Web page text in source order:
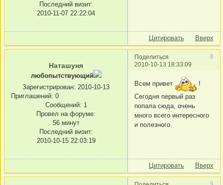
Последний визит:
2010-11-07 22:22:04
Цитировать Вверх
Поделиться
8
2010-10-13 18:33:09
Наташуня
любопытствующий
Зарегистрирован: 2010-10-13
Приглашений: 0
Сообщений: 1
Провел на форуме:
56 минут
Последний визит:
2010-10-15 22:03:19
Всем привет
!
Сегодня первый раз
попала сюда, очень
много всего интересного
и полезного.
Цитировать Вверх
9